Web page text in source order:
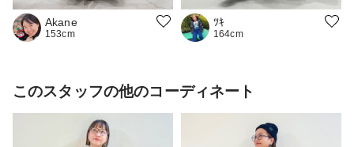
Akane
153cm
ﾂｷ
164cm
このスタッフの他のコーディネート